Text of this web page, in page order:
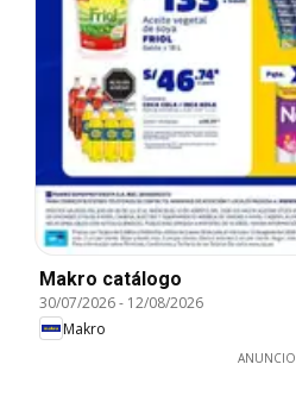
Makro catálogo
30/07/2026- 12/08/2026
Makro
ANUNCIO